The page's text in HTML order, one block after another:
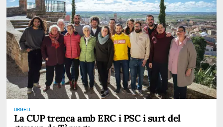
URGELL
La CUP trenca amb ERC i PSC i surt del